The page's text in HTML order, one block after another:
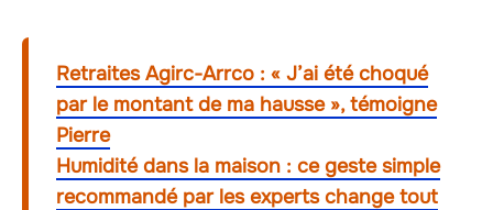
Retraites Agirc-Arrco : « J’ai été choqué
par le montant de ma hausse », témoigne
Pierre
Humidité dans la maison : ce geste simple
recommandé par les experts change tout